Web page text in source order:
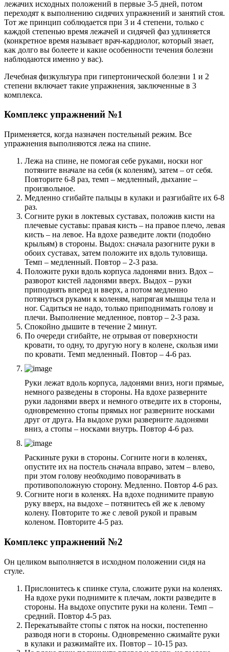
лежачих исходных положений в первые 3-5 дней, потом
переходят к выполнению сидячих упражнений и занятий стоя.
Тот же принцип соблюдается при 3 и 4 степени, только с
каждой степенью время лежачей и сидячей фаз удлиняется
(конкретное время называет врач-кардиолог, который знает,
как долго вы болеете и какие особенности течения болезни
наблюдаются именно у вас).
Лечебная физкультура при гипертонической болезни 1 и 2
степени включает такие упражнения, заключенные в 3
комплекса.
Комплекс упражнений №1
Применяется, когда назначен постельный режим. Все
упражнения выполняются лежа на спине.
Лежа на спине, не помогая себе руками, носки ног
потяните вначале на себя (к коленям), затем – от себя.
Повторите 6-8 раз, темп – медленный, дыхание –
произвольное.
Медленно сгибайте пальцы в кулаки и разгибайте их 6-8
раз.
Согните руки в локтевых суставах, положив кисти на
плечевые суставы: правая кисть – на правое плечо, левая
кисть – на левое. На вдохе разведите локти (подобно
крыльям) в стороны. Выдох: сначала разогните руки в
обоих суставах, затем положите их вдоль туловища.
Темп – медленный. Повтор – 2-3 раза.
Положите руки вдоль корпуса ладонями вниз. Вдох –
разворот кистей ладонями вверх. Выдох – руки
приподнять вперед и вверх, а потом медленно
потянуться руками к коленям, напрягая мышцы тела и
ног. Садиться не надо, только приподнимать голову и
плечи. Выполнение медленное, повтор – 2-3 раза.
Спокойно дышите в течение 2 минут.
По очереди сгибайте, не отрывая от поверхности
кровати, то одну, то другую ногу в колене, скользя ими
по кровати. Темп медленный. Повтор – 4-6 раз.
Руки лежат вдоль корпуса, ладонями вниз, ноги прямые,
немного разведены в стороны. На вдохе разверните
руки ладонями вверх и немного отведите их в стороны,
одновременно стопы прямых ног разверните носками
друг от друга. На выдохе руки разверните ладонями
вниз, а стопы – носками внутрь. Повтор 4-6 раз.
Раскиньте руки в стороны. Согните ноги в коленях,
опустите их на постель сначала вправо, затем – влево,
при этом голову необходимо поворачивать в
противоположную сторону. Медленно. Повтор 4-6 раз.
Согните ноги в коленях. На вдохе поднимите правую
руку вверх, на выдохе – потянитесь ей же к левому
колену. Повторите то же с левой рукой и правым
коленом. Повторите 4-5 раз.
Комплекс упражнений №2
Он целиком выполняется в исходном положении сидя на
стуле.
Прислонитесь к спинке стула, сложите руки на коленях.
На вдохе руки поднимите к плечам, локти разведите в
стороны. На выдохе опустите руки на колени. Темп –
средний. Повтор 4-5 раз.
Перекатывайте стопы с пяток на носки, постепенно
разводя ноги в стороны. Одновременно сжимайте руки
в кулаки и разжимайте их. Повтор – 10-15 раз.